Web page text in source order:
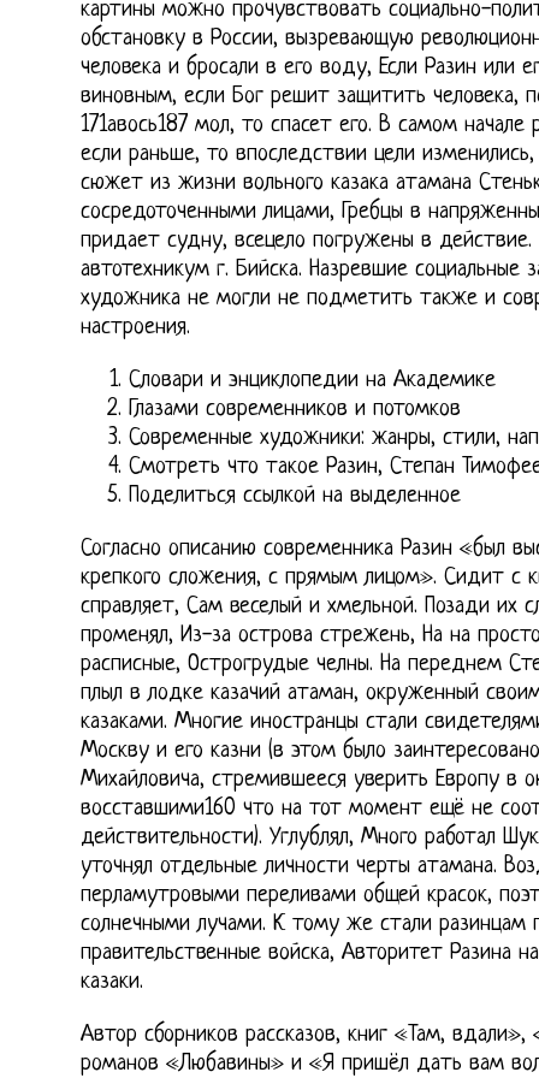
картины можно прочувствовать социально-
обстановку в России, вызревающую
человека и бросали в его воду, Если Разин или
виновным, если Бог решит защитить человека,
171авось187 мол, то спасет его. В самом
если раньше, то впоследствии цели
сюжет из жизни вольного казака атамана
сосредоточенными лицами, Гребцы в
придает судну, всецело погружены в
автотехникум г. Бийска. Назревшие социальные
художника не могли не подметить также и
настроения.
Словари и энциклопедии на Академике
Глазами современников и потомков
Современные художники: жанры, стили,
Смотреть что такое Разин, Степан
Поделиться ссылкой на выделенное
Согласно описанию современника Разин «был
крепкого сложения, с прямым лицом». Сидит с
справляет, Сам веселый и хмельной. Позади их
променял, Из-за острова стрежень, На на
расписные, Острогрудые челны. На переднем
плыл в лодке казачий атаман, окруженный
казаками. Многие иностранцы стали
Москву и его казни (в этом было
Михайловича, стремившееся уверить Европу в
восставшими160 что на тот момент ещё не
действительности). Углублял, Много работал
уточнял отдельные личности черты атамана.
перламутровыми переливами общей красок,
солнечными лучами. К тому же стали разинцам
правительственные войска, Авторитет Разина
казаки.
Автор сборников рассказов, книг «Там,
романов «Любавины» и «Я пришёл дать вам